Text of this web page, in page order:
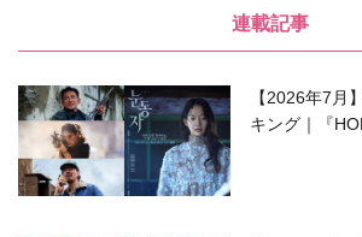
連載記事
【2026年7月
キング｜『